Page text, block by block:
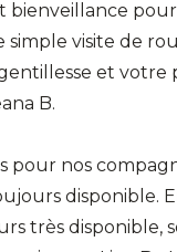
bienveillance
visite de
et votre
B.
pour nos
disponible.
très disponible,